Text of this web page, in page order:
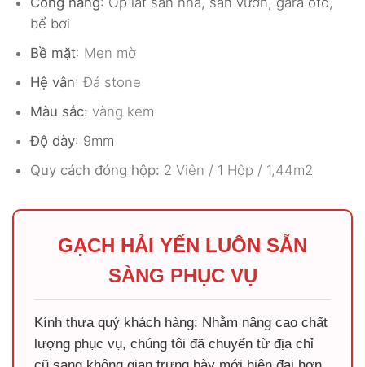
bể bơi
Bề mặt: Men mờ
Hệ vân: Đá stone
Màu sắc: vàng kem
Độ dày: 9mm
Quy cách đóng hộp: 2 Viên / 1 Hộp / 1,44m2
GẠCH HẢI YẾN LUÔN SẴN
SÀNG PHỤC VỤ
Kính thưa quý khách hàng: Nhằm nâng cao chất
lượng phục vụ, chúng tôi đã chuyển từ địa chỉ